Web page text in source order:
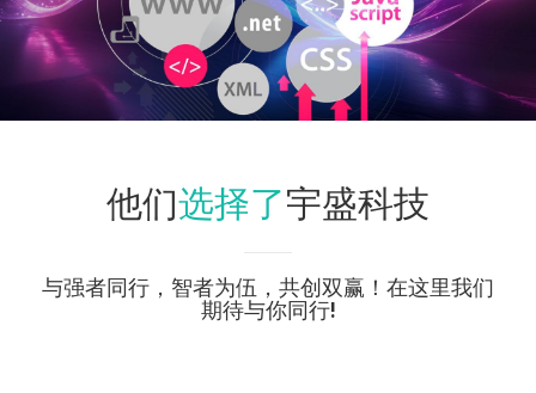
他们选择了宇盛科技
与强者同行，智者为伍，共创双赢！在这里我们
期待与你同行!